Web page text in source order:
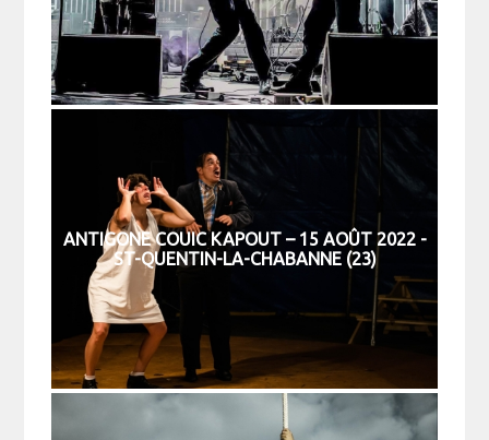
ANTIGONE COUIC KAPOUT – 15 AOÛT 2022 -
ST-QUENTIN-LA-CHABANNE (23)